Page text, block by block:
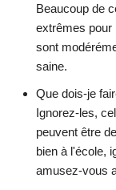
Beaucoup de
extrêmes pour
sont
saine.
Que dois-je
Ignorez-les,
peuvent être
bien à l'école,
amusez-vous